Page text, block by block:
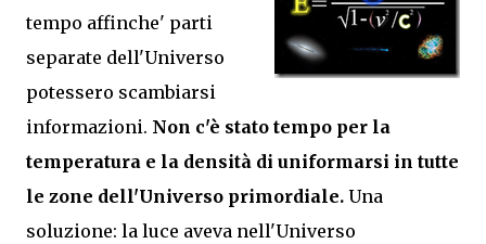
tempo affinche' parti
separate dell'Universo
potessero scambiarsi
informazioni. Non c'è stato tempo per la
temperatura e la densità di uniformarsi in tutte
le zone dell'Universo primordiale. Una
soluzione: la luce aveva nell'Universo